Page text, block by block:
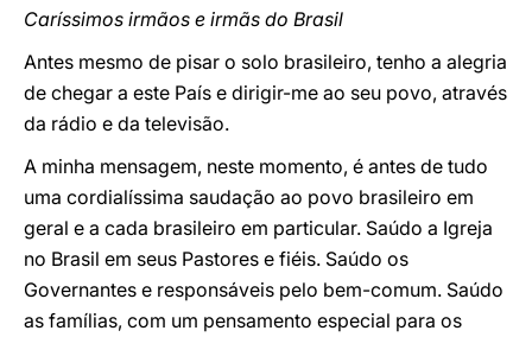
Caríssimos irmãos e irmãs do Brasil
Antes mesmo de pisar o solo brasileiro, tenho a alegria
de chegar a este País e dirigir-me ao seu povo, através
da rádio e da televisão.
A minha mensagem, neste momento, é antes de tudo
uma cordialíssima saudação ao povo brasileiro em
geral e a cada brasileiro em particular. Saúdo a Igreja
no Brasil em seus Pastores e fiéis. Saúdo os
Governantes e responsáveis pelo bem-comum. Saúdo
as famílias, com um pensamento especial para os